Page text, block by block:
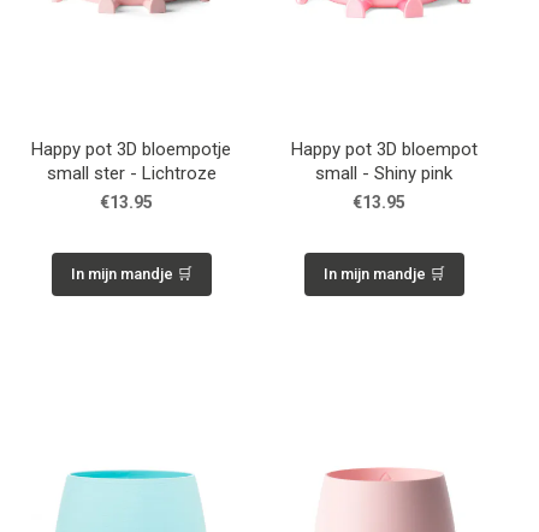
Happy pot 3D bloempotje
small ster - Lichtroze
€13.95
In mijn mandje 🛒
Happy pot 3D bloempot
small - Shiny pink
€13.95
In mijn mandje 🛒